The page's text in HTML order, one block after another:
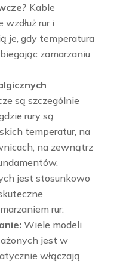
Kable
rur i
je, gdy temperatura
zamarzaniu
są szczególnie
rury są
temperatur, na
na zewnątrz
jest stosunkowo
rur.
Wiele modeli
jest w
włączają